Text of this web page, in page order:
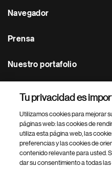
Navegador
Prensa
Nuestro portafolio
Footer Site Search
Tu privacidad es
Utilizamos cookies para mejorar
páginas web: las cookies de
utiliza esta página web, las
preferencias y las cookies de
contenido relevante para usted.
dar su consentimiento a todas